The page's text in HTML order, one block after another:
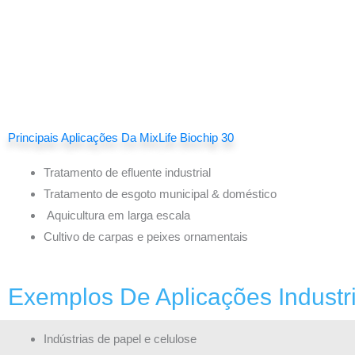
Principais Aplicações Da MixLife Biochip 30
Tratamento de efluente industrial
Tratamento de esgoto municipal & doméstico
Aquicultura em larga escala
Cultivo de carpas e peixes ornamentais
Exemplos De Aplicações
Indústrias de papel e celulose